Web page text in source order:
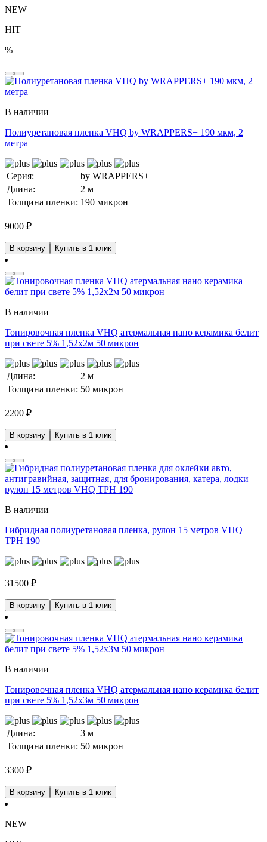
NEW
HIT
%
В наличии
Полиуретановая пленка VHQ by WRAPPERS+ 190 мкм, 2
метра
Серия:
by WRAPPERS+
Длина:
2 м
Толщина пленки: 190 микрон
9000 ₽
В корзину Купить в 1 клик
В наличии
Тонировочная пленка VHQ атермальная нано керамика белит
при свете 5% 1,52x2м 50 микрон
Длина:
2 м
Толщина пленки: 50 микрон
2200 ₽
В корзину Купить в 1 клик
В наличии
Гибридная полиуретановая пленка, рулон 15 метров VHQ
TPH 190
31500 ₽
В корзину Купить в 1 клик
В наличии
Тонировочная пленка VHQ атермальная нано керамика белит
при свете 5% 1,52x3м 50 микрон
Длина:
3 м
Толщина пленки: 50 микрон
3300 ₽
В корзину Купить в 1 клик
NEW